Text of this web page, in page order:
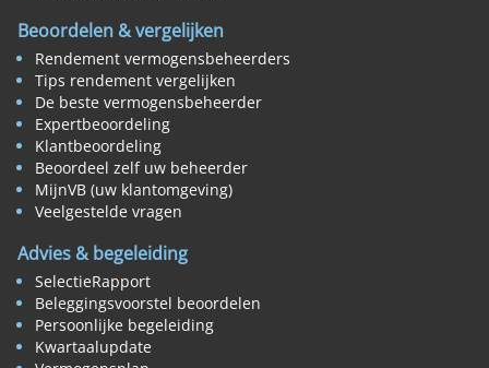
Beoordelen & vergelijken
Rendement vermogensbeheerders
Tips rendement vergelijken
De beste vermogensbeheerder
Expertbeoordeling
Klantbeoordeling
Beoordeel zelf uw beheerder
MijnVB (uw klantomgeving)
Veelgestelde vragen
Advies & begeleiding
SelectieRapport
Beleggingsvoorstel beoordelen
Persoonlijke begeleiding
Kwartaalupdate